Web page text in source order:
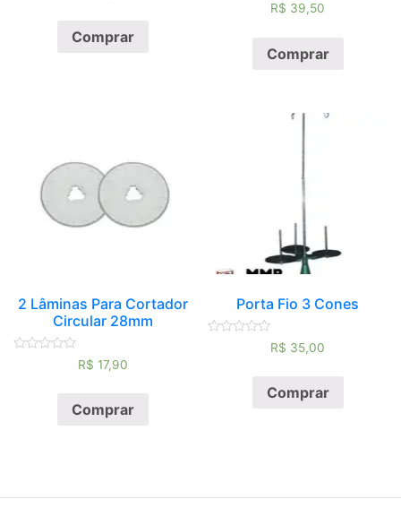
Comprar
R$ 39,50
Comprar
2 Lâminas Para Cortador
Circular 28mm
R$ 17,90
Comprar
Porta Fio 3 Cones
R$ 35,00
Comprar